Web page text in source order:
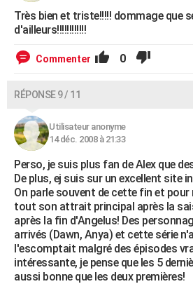
Très bien et triste!!!!! dommage que
d'ailleurs!!!!!!!!!!!!
Commenter 0
RÉPONSE 9 / 11
Utilisateur anonyme
14 déc. 2008 à 21:33
Perso, je suis plus fan de Alex que
De plus, ej suis sur un excellent site
On parle souvent de cette fin et pour
tout son attrait principal après la
après la fin d'Angelus! Des
arrivés (Dawn, Anya) et cette série
l'escomptait malgré des épisodes
intéressante, je pense que les 5
aussi bonne que les deux premières!